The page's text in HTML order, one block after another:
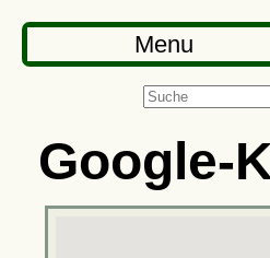
Menu
Google-